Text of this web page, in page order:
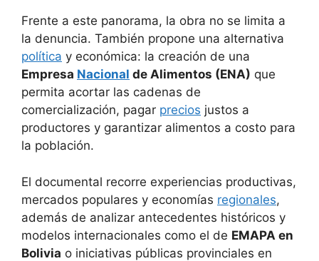
Frente a este panorama, la obra no se limita a
la denuncia. También propone una alternativa
política y económica: la creación de una
Empresa Nacional de Alimentos (ENA) que
permita acortar las cadenas de
comercialización, pagar precios justos a
productores y garantizar alimentos a costo para
la población.
El documental recorre experiencias productivas,
mercados populares y economías regionales,
además de analizar antecedentes históricos y
modelos internacionales como el de EMAPA en
Bolivia o iniciativas públicas provinciales en